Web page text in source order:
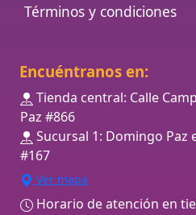
Términos y condiciones
Encuéntranos en:
Tienda central: Calle
Paz #866
Sucursal 1: Domingo Paz
#167
Ver mapa
Horario de atención en